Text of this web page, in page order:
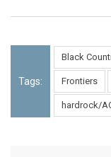
Tags:
Black
Frontiers
hardrock/